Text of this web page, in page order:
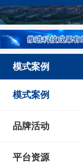
模式案例
模式案例
品牌活动
平台资源